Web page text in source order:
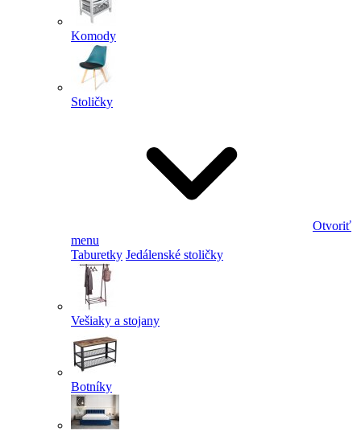
Komody
Stoličky
Otvoriť
menu
Taburetky Jedálenské stoličky
Vešiaky a stojany
Botníky